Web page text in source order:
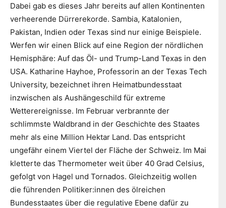
Dabei gab es dieses Jahr bereits auf allen Kontinenten
verheerende Dürrerekorde. Sambia, Katalonien,
Pakistan, Indien oder Texas sind nur einige Beispiele.
Werfen wir einen Blick auf eine Region der nördlichen
Hemisphäre: Auf das Öl- und Trump-Land Texas in den
USA. Katharine Hayhoe, Professorin an der Texas Tech
University, bezeichnet ihren Heimatbundesstaat
inzwischen als Aushängeschild für extreme
Wetterereignisse. Im Februar verbrannte der
schlimmste Waldbrand in der Geschichte des Staates
mehr als eine Million Hektar Land. Das entspricht
ungefähr einem Viertel der Fläche der Schweiz. Im Mai
kletterte das Thermometer weit über 40 Grad Celsius,
gefolgt von Hagel und Tornados. Gleichzeitig wollen
die führenden Politiker:innen des ölreichen
Bundesstaates über die regulative Ebene dafür zu